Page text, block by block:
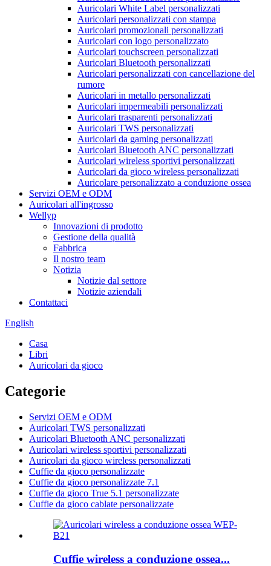
Auricolari White Label personalizzati
Auricolari personalizzati con stampa
Auricolari promozionali personalizzati
Auricolari con logo personalizzato
Auricolari touchscreen personalizzati
Auricolari Bluetooth personalizzati
Auricolari personalizzati con cancellazione del
rumore
Auricolari in metallo personalizzati
Auricolari impermeabili personalizzati
Auricolari trasparenti personalizzati
Auricolari TWS personalizzati
Auricolari da gaming personalizzati
Auricolari Bluetooth ANC personalizzati
Auricolari wireless sportivi personalizzati
Auricolari da gioco wireless personalizzati
Auricolare personalizzato a conduzione ossea
Servizi OEM e ODM
Auricolari all'ingrosso
Wellyp
Innovazioni di prodotto
Gestione della qualità
Fabbrica
Il nostro team
Notizia
Notizie dal settore
Notizie aziendali
Contattaci
English
Casa
Libri
Auricolari da gioco
Categorie
Servizi OEM e ODM
Auricolari TWS personalizzati
Auricolari Bluetooth ANC personalizzati
Auricolari wireless sportivi personalizzati
Auricolari da gioco wireless personalizzati
Cuffie da gioco personalizzate
Cuffie da gioco personalizzate 7.1
Cuffie da gioco True 5.1 personalizzate
Cuffie da gioco cablate personalizzate
Cuffie wireless a conduzione ossea...